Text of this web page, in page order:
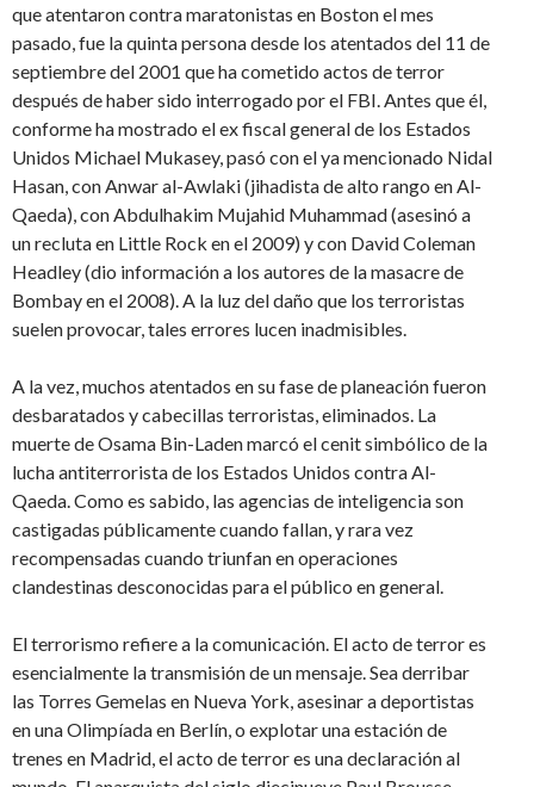
que atentaron contra maratonistas en Boston el mes
pasado, fue la quinta persona desde los atentados del 11 de
septiembre del 2001 que ha cometido actos de terror
después de haber sido interrogado por el FBI. Antes que él,
conforme ha mostrado el ex fiscal general de los Estados
Unidos Michael Mukasey, pasó con el ya mencionado Nidal
Hasan, con Anwar al-Awlaki (jihadista de alto rango en Al-
Qaeda), con Abdulhakim Mujahid Muhammad (asesinó a
un recluta en Little Rock en el 2009) y con David Coleman
Headley (dio información a los autores de la masacre de
Bombay en el 2008). A la luz del daño que los terroristas
suelen provocar, tales errores lucen inadmisibles.
A la vez, muchos atentados en su fase de planeación fueron
desbaratados y cabecillas terroristas, eliminados. La
muerte de Osama Bin-Laden marcó el cenit simbólico de la
lucha antiterrorista de los Estados Unidos contra Al-
Qaeda. Como es sabido, las agencias de inteligencia son
castigadas públicamente cuando fallan, y rara vez
recompensadas cuando triunfan en operaciones
clandestinas desconocidas para el público en general.
El terrorismo refiere a la comunicación. El acto de terror es
esencialmente la transmisión de un mensaje. Sea derribar
las Torres Gemelas en Nueva York, asesinar a deportistas
en una Olimpíada en Berlín, o explotar una estación de
trenes en Madrid, el acto de terror es una declaración al